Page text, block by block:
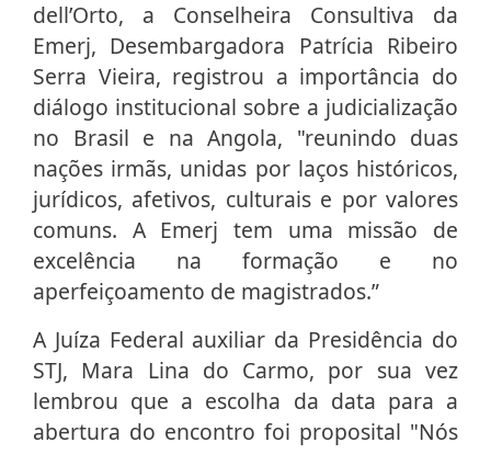
dell’Orto, a Conselheira Consultiva da
Emerj, Desembargadora Patrícia Ribeiro
Serra Vieira, registrou a importância do
diálogo institucional sobre a judicialização
no Brasil e na Angola, "reunindo duas
nações irmãs, unidas por laços históricos,
jurídicos, afetivos, culturais e por valores
comuns. A Emerj tem uma missão de
excelência na formação e no
aperfeiçoamento de magistrados.”
A Juíza Federal auxiliar da Presidência do
STJ, Mara Lina do Carmo, por sua vez
lembrou que a escolha da data para a
abertura do encontro foi proposital "Nós